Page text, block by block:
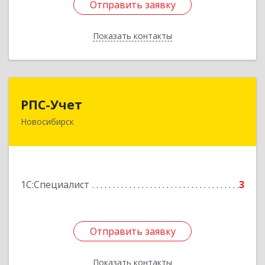
Отправить заявку
Показать контакты
Отправить заявку
Назад
РПС-Учет
Новосибирск
1С:Специалист 3
Отправить заявку
Показать контакты
630054, Новосибирская обл, Новосибирск г,
Отправить заявку
Назад